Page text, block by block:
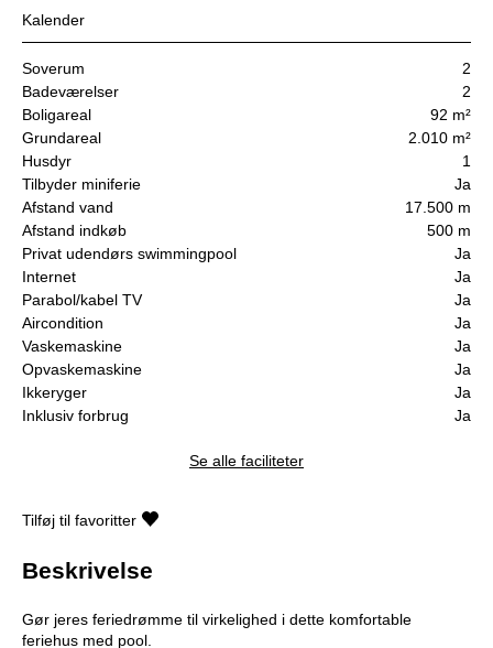
Kalender
Soverum
2
Badeværelser
2
Boligareal
92 m²
Grundareal
2.010 m²
Husdyr
1
Tilbyder miniferie
Ja
Afstand vand
17.500 m
Afstand indkøb
500 m
Privat udendørs swimmingpool
Ja
Internet
Ja
Parabol/kabel TV
Ja
Aircondition
Ja
Vaskemaskine
Ja
Opvaskemaskine
Ja
Ikkeryger
Ja
Inklusiv forbrug
Ja
Se alle faciliteter
Tilføj til favoritter
Beskrivelse
Gør jeres feriedrømme til virkelighed i dette komfortable
feriehus med pool.